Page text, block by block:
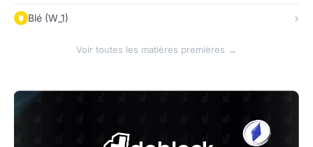
Blé (W_1)
Voir toutes les matières premières →